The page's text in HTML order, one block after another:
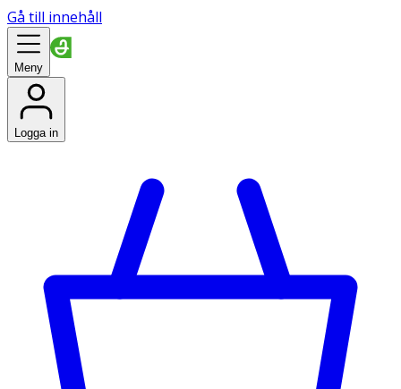
Gå till innehåll
Meny
Logga in